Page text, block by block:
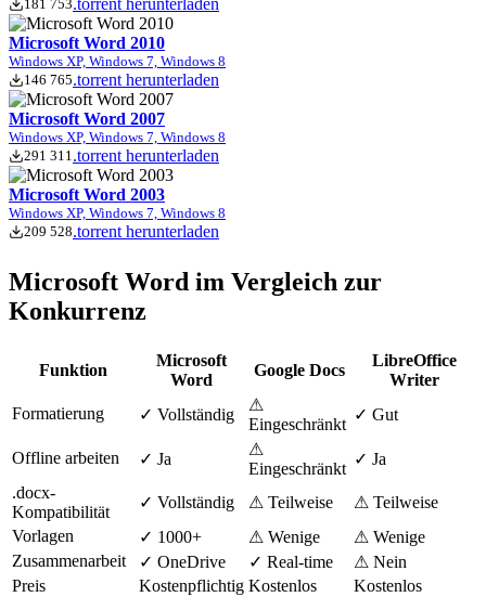
181 753
Microsoft Word 2010
Windows XP, Windows 7, Windows 8
146 765.torrent herunterladen
Microsoft Word 2007
Windows XP, Windows 7, Windows 8
291 311 .torrent herunterladen
Microsoft Word 2003
Windows XP, Windows 7, Windows 8
209 528.torrent herunterladen
Microsoft Word im Vergleich zur
Konkurrenz
Funktion
Microsoft
Word
Google Docs
LibreOffice
Writer
Formatierung
✓ Vollständig
⚠
Eingeschränkt
✓ Gut
Offline arbeiten ✓ Ja
⚠
Eingeschränkt
✓ Ja
.docx-
Kompatibilität
✓ Vollständig ⚠ Teilweise
⚠ Teilweise
Vorlagen
✓ 1000+ ⚠ Wenige
⚠ Wenige
Zusammenarbeit
✓ OneDrive ✓ Real-time
⚠ Nein
Preis
Kostenpflichtig Kostenlos Kostenlos